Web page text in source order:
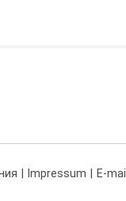
Impressum E-mail